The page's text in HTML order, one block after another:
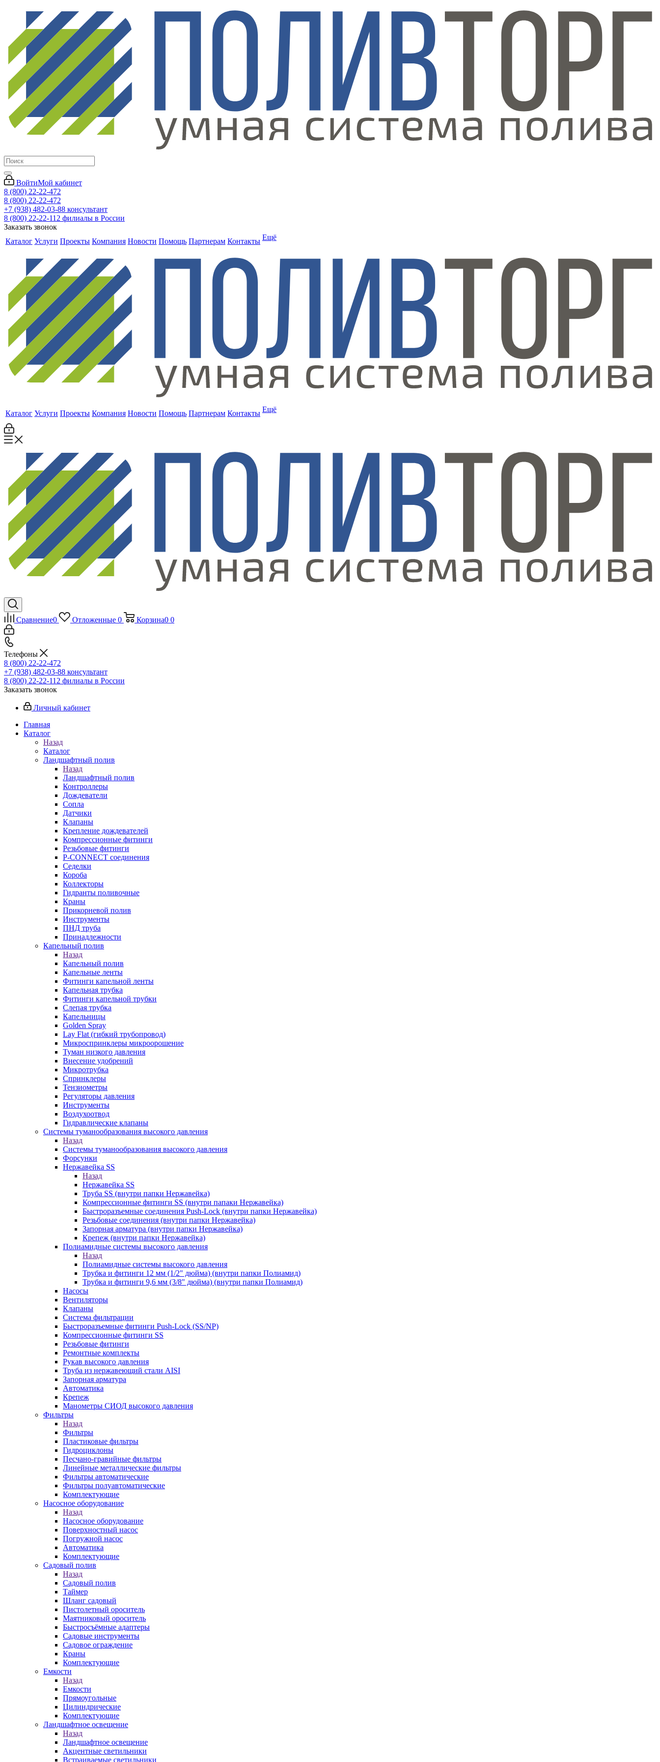
ВойтиМой кабинет
8 (800) 22-22-472
8 (800) 22-22-472
+7 (938) 482-03-88 консультант
8 (800) 22-22-112 филиалы в России
Заказать звонок
Каталог Услуги Проекты Компания Новости Помощь Партнерам Контакты Ещё
Каталог Услуги Проекты Компания Новости Помощь Партнерам Контакты Ещё
Сравнение0 Отложенные 0 Корзина0 0
Телефоны
8 (800) 22-22-472
+7 (938) 482-03-88 консультант
8 (800) 22-22-112 филиалы в России
Заказать звонок
Личный кабинет
Главная
Каталог
Назад
Каталог
Ландшафтный полив
Назад
Ландшафтный полив
Контроллеры
Дождеватели
Сопла
Датчики
Клапаны
Крепление дождевателей
Компрессионные фитинги
Резьбовые фитинги
P-CONNECT соединения
Седелки
Короба
Коллекторы
Гидранты поливочные
Краны
Прикорневой полив
Инструменты
ПНД труба
Принадлежности
Капельный полив
Назад
Капельный полив
Капельные ленты
Фитинги капельной ленты
Капельная трубка
Фитинги капельной трубки
Слепая трубка
Капельницы
Golden Spray
Lay Flat (гибкий трубопровод)
Микроспринклеры микроорошение
Туман низкого давления
Внесение удобрений
Микротрубка
Спринклеры
Тензиометры
Регуляторы давления
Инструменты
Воздухоотвод
Гидравлические клапаны
Системы туманообразования высокого давления
Назад
Системы туманообразования высокого давления
Форсунки
Нержавейка SS
Назад
Нержавейка SS
Труба SS (внутри папки Нержавейка)
Компрессионные фитинги SS (внутри папаки Нержавейка)
Быстроразъемные соединения Push-Lock (внутри папки Нержавейка)
Резьбовые соединения (внутри папки Нержавейка)
Запорная арматура (внутри папки Нержавейка)
Крепеж (внутри папки Нержавейка)
Полиамидные системы высокого давления
Назад
Полиамидные системы высокого давления
Трубка и фитинги 12 мм (1/2" дюйма) (внутри папки Полиамид)
Трубка и фитинги 9,6 мм (3/8" дюйма) (внутри папки Полиамид)
Насосы
Вентиляторы
Клапаны
Система фильтрации
Быстроразъемные фитинги Push-Lock (SS/NP)
Компрессионные фитинги SS
Резьбовые фитинги
Ремонтные комплекты
Рукав высокого давления
Труба из нержавеющий стали AISI
Запорная арматура
Автоматика
Крепеж
Манометры СИОД высокого давления
Фильтры
Назад
Фильтры
Пластиковые фильтры
Гидроциклоны
Песчано-гравийные фильтры
Линейные металлические фильтры
Фильтры автоматические
Фильтры полуавтоматические
Комплектующие
Насосное оборудование
Назад
Насосное оборудование
Поверхностный насос
Погружной насос
Автоматика
Комплектующие
Садовый полив
Назад
Садовый полив
Таймер
Шланг садовый
Пистолетный ороситель
Маятниковый ороситель
Быстросъёмные адаптеры
Садовые инструменты
Садовое ограждение
Краны
Комплектующие
Емкости
Назад
Емкости
Прямоугольные
Цилиндрические
Комплектующие
Ландшафтное освещение
Назад
Ландшафтное освещение
Акцентные светильники
Встраиваемые светильники